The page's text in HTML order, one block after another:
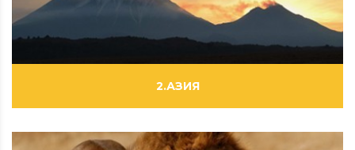
ФИЛЬМЫ
ФОТОРЕПОРТАЖИ
2.АЗИЯ